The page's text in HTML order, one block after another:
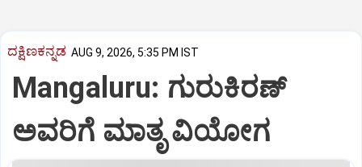
ದಕ್ಷಿಣಕನ್ನಡ AUG 9, 2026, 5:35 PM IST
Mangaluru: ಗುರುಕಿರಣ್
ಅವರಿಗೆ ಮಾತೃ ವಿಯೋಗ